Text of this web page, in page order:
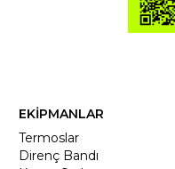
EKİPMANLAR
Termoslar
Direnç Bandı